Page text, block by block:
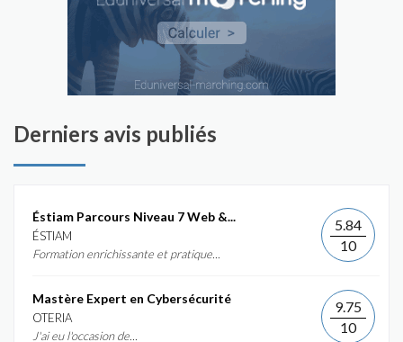
Derniers avis publiés
Éstiam Parcours Niveau 7 Web &...
ÉSTIAM
Formation enrichissante et pratique...
5.84
10
Mastère Expert en Cybersécurité
OTERIA
J'ai eu l'occasion de...
9.75
10